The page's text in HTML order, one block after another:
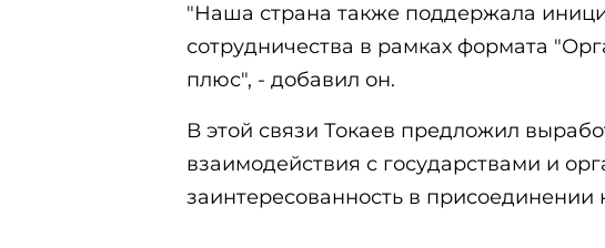
"Наша страна также поддержала
сотрудничества в рамках формата
плюс", - добавил он.
В этой связи Токаев предложил
взаимодействия с государствами и
заинтересованность в присоединении